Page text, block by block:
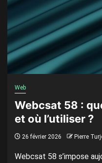
Web
Webcsat 58 :
et où l’utiliser ?
26 février 2026 Pierre
Webcsat 58 s’impose